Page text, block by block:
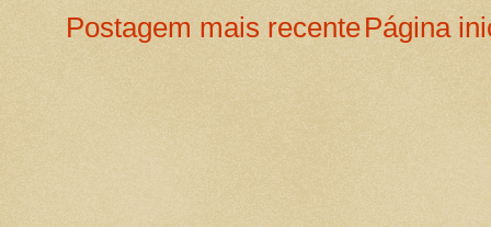
Postagem mais recentePágina